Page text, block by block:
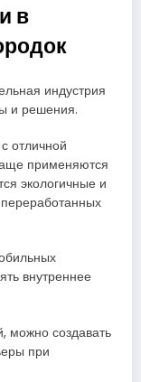
в
индустрия
и решения.
отличной
применяются
экологичные и
внутреннее
можно создавать
при